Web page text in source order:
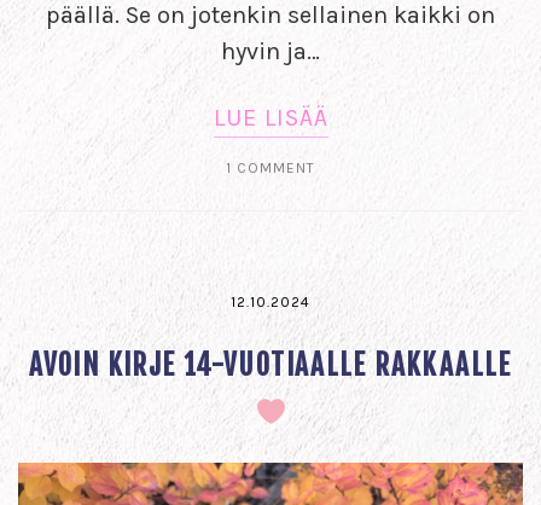
päällä. Se on jotenkin sellainen kaikki on
hyvin ja…
LUE LISÄÄ
1 COMMENT
12.10.2024
AVOIN KIRJE 14-VUOTIAALLE RAKKAALLE